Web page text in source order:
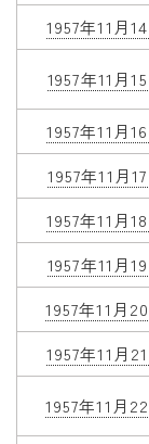
1957年11月
1957年11月
1957年11月
1957年11月17
1957年11月
1957年11月
1957年11月
1957年11月
1957年11月